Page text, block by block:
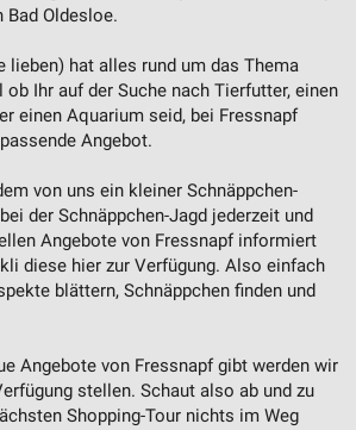
Bad Oldesloe.
lieben) hat alles rund um das Thema
ob Ihr auf der Suche nach Tierfutter, einen
einen Aquarium seid, bei Fressnapf
Angebot.
von uns ein kleiner Schnäppchen-
der Schnäppchen-Jagd jederzeit und
Angebote von Fressnapf informiert
diese hier zur Verfügung. Also einfach
blättern, Schnäppchen finden und
Angebote von Fressnapf gibt werden wir
stellen. Schaut also ab und zu
Shopping-Tour nichts im Weg
Standortdaten
aktiv angeforderten